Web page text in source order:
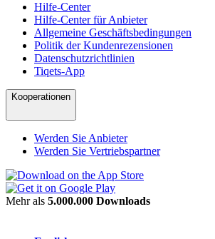
Hilfe-Center
Hilfe-Center für Anbieter
Allgemeine Geschäftsbedingungen
Politik der Kundenrezensionen
Datenschutzrichtlinien
Tiqets-App
Kooperationen
Werden Sie Anbieter
Werden Sie Vertriebspartner
Mehr als 5.000.000 Downloads